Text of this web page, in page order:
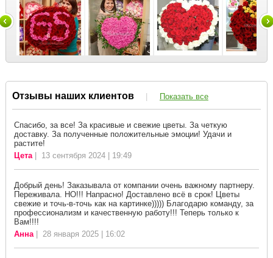
Отзывы наших клиентов | Показать все
Спасибо, за все! За красивые и свежие цветы. За четкую
доставку. За полученные положительные эмоции! Удачи и
растите!
Цета| 13 сентября 2024 | 19:49
Добрый день! Заказывала от компании очень важному партнеру.
Переживала. НО!!! Напрасно! Доставлено всё в срок! Цветы
свежие и точь-в-точь как на картинке))))) Благодарю команду, за
профессионализм и качественную работу!!! Теперь только к
Вам!!!!
Анна| 28 января 2025 | 16:02